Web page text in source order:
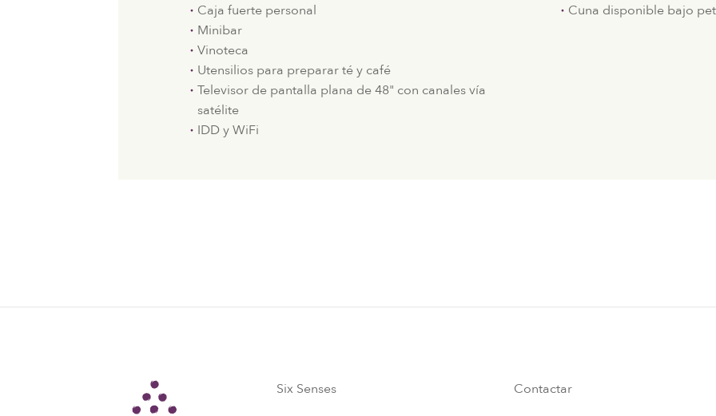
Caja fuerte personal
Minibar
Vinoteca
Utensilios para preparar té y café
Televisor de pantalla plana de 48" con canales vía
satélite
IDD y WiFi
Cuna disponible bajo
Six Senses Contactar